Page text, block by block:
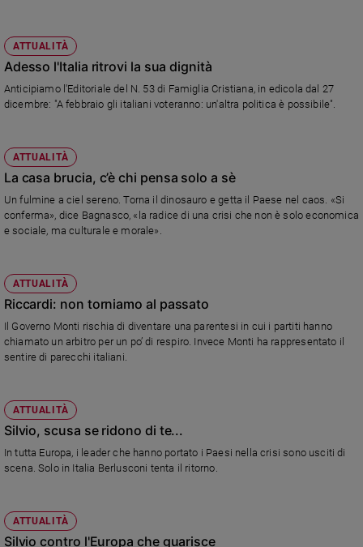
ed
educazione
Genitori
e
Coppia
Scuola
e
giovani
Adolescenza
Vai
Foto
Video
Privacy
ATTUALITÀ
Adesso l'Italia ritrovi la sua dignità
Anticipiamo l'Editoriale del N. 53 di Famiglia Cristiana, in edicola dal 27
dicembre: "A febbraio gli italiani voteranno: un'altra politica è possibile".
ATTUALITÀ
La casa brucia, c’è chi pensa solo a sè
Un fulmine a ciel sereno. Torna il dinosauro e getta il Paese nel caos. «Si
conferma», dice Bagnasco, «la radice di una crisi che non è solo economica
e sociale, ma culturale e morale».
ATTUALITÀ
Riccardi: non torniamo al passato
Il Governo Monti rischia di diventare una parentesi in cui i partiti hanno
chiamato un arbitro per un po’ di respiro. Invece Monti ha rappresentato il
sentire di parecchi italiani.
ATTUALITÀ
Silvio, scusa se ridono di te...
In tutta Europa, i leader che hanno portato i Paesi nella crisi sono usciti di
scena. Solo in Italia Berlusconi tenta il ritorno.
ATTUALITÀ
Silvio contro l'Europa che guarisce